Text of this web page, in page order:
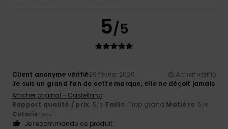
5/5
Client anonyme vérifié26 février 2026
Achat vérifié
Je suis un grand fan de cette marque, elle ne déçoit jamais
Afficher original - Castellano
Rapport qualité / prix: 5/5 Taille: Trop grand Matière: 5 /5
Coloris: 5/5
Je recommande ce produit